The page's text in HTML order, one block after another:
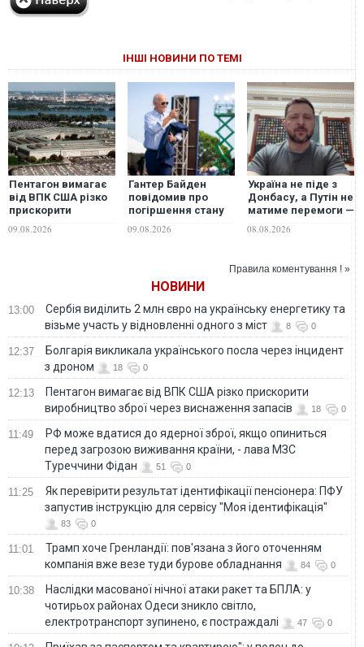
ІНШІ НОВИНИ ПО ТЕМІ
Пентагон вимагає
від ВПК США різко
прискорити
виробництво зброї
через виснаження
09.08.2026
Гантер Байден
повідомив про
погіршення стану
Джо Байдена
09.08.2026
Україна не піде з
Донбасу, а Путін не
матиме перемоги —
Зеленський про
ситуацію на фронті
08.08.2026
Правила коментування ! »
НОВИНИ
13:00
Сербія виділить 2 млн євро на українську енергетику та
візьме участь у відновленні одного з міст
8 0
12:37
Болгарія викликала українського посла через інцидент
з дроном
18 0
12:13
Пентагон вимагає від ВПК США різко прискорити
виробництво зброї через виснаження запасів
18 0
11:49
РФ може вдатися до ядерної зброї, якщо опиниться
перед загрозою виживання країни, - лава МЗС
Туреччини Фідан
51 0
11:25
Як перевірити результат ідентифікації пенсіонера: ПФУ
запустив інструкцію для сервісу "Моя ідентифікація"
83 0
11:01
Трамп хоче Гренландії: пов'язана з його оточенням
компанія вже везе туди бурове обладнання
84 0
10:38
Наслідки масованої нічної атаки ракет та БПЛА: у
чотирьох районах Одеси зникло світло,
електротранспорт зупинено, є постраждалі
47 0